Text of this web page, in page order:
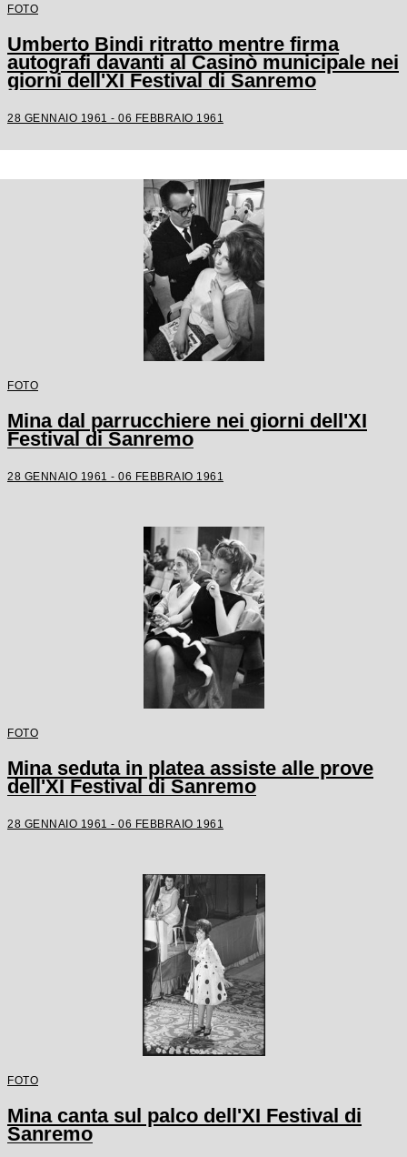
FOTO
Umberto Bindi ritratto mentre firma
autografi davanti al Casinò municipale nei
giorni dell'XI Festival di Sanremo
28 GENNAIO 1961 - 06 FEBBRAIO 1961
FOTO
Mina dal parrucchiere nei giorni dell'XI
Festival di Sanremo
28 GENNAIO 1961 - 06 FEBBRAIO 1961
FOTO
Mina seduta in platea assiste alle prove
dell'XI Festival di Sanremo
28 GENNAIO 1961 - 06 FEBBRAIO 1961
FOTO
Mina canta sul palco dell'XI Festival di
Sanremo